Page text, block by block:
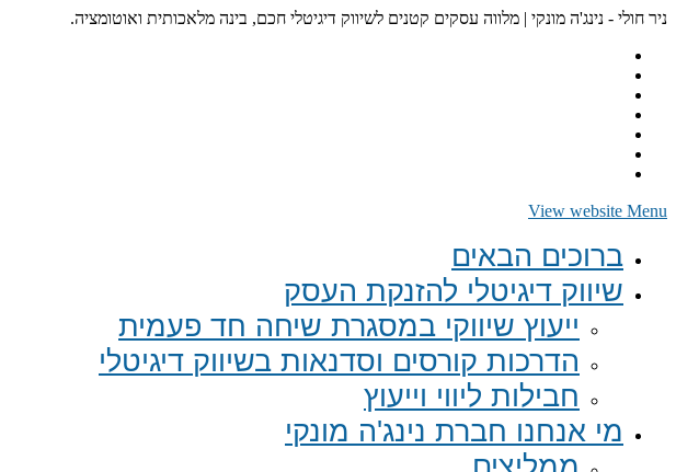
ניר חולי - נינג'ה מונקי | מלווה עסקים קטנים לשיווק דיגיטלי חכם, בינה מלאכותית ואוטומציה.
View website Menu
ברוכים הבאים
שיווק דיגיטלי להזנקת העסק
ייעוץ שיווקי במסגרת שיחה חד פעמית​
הדרכות קורסים וסדנאות בשיווק דיגיטלי
חבילות ליווי וייעוץ
מי אנחנו חברת נינג'ה מונקי